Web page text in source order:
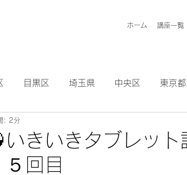
ホーム 講座一覧
目黒区 埼玉県 中央区 東京
いきいきタブレット
回目
: 2分